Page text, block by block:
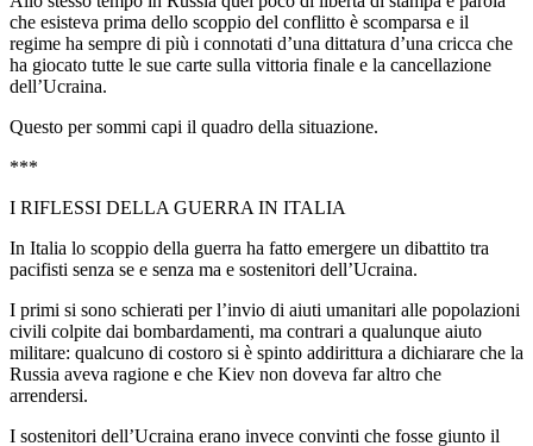
che esisteva prima dello scoppio del conflitto è scomparsa e il
regime ha sempre di più i connotati d’una dittatura d’una cricca che
ha giocato tutte le sue carte sulla vittoria finale e la cancellazione
dell’Ucraina.
Questo per sommi capi il quadro della situazione.
***
I RIFLESSI DELLA GUERRA IN ITALIA
In Italia lo scoppio della guerra ha fatto emergere un dibattito tra
pacifisti senza se e senza ma e sostenitori dell’Ucraina.
I primi si sono schierati per l’invio di aiuti umanitari alle popolazioni
civili colpite dai bombardamenti, ma contrari a qualunque aiuto
militare: qualcuno di costoro si è spinto addirittura a dichiarare che la
Russia aveva ragione e che Kiev non doveva far altro che
arrendersi.
I sostenitori dell’Ucraina erano invece convinti che fosse giunto il